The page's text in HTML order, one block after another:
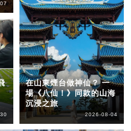
在山東煙台做神仙？ 一
場《八仙！》同款的山海
沉浸之旅
2026-08-04